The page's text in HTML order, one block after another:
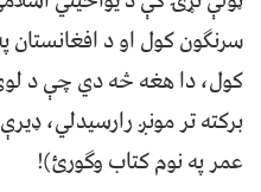
سرنګون کول او د
کول، دا هغه څه دي چې د
برکته تر مونږ رارسیدلي،
عمر په نوم کتاب وګورئ)!